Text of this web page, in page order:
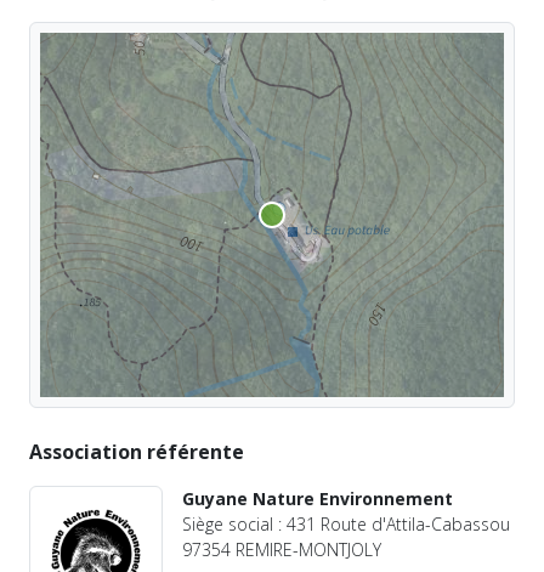
Association référente
Guyane Nature Environnement
Siège social : 431 Route d'Attila-Cabassou
97354 REMIRE-MONTJOLY